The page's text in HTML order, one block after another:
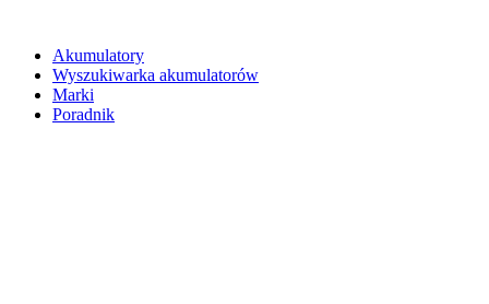
Akumulatory
Wyszukiwarka akumulatorów
Marki
Poradnik